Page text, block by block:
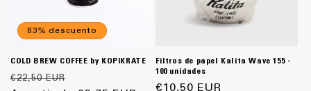
83% descuento
COLD BREW COFFEE by KOPIKRATE
Precio
€22,50 EUR
Filtros de papel Kalita Wave 155 -
100 unidades
Precio
€10,50 EUR